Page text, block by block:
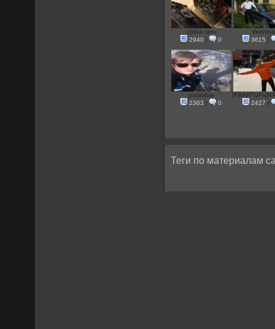
cobra serv
2940
| 0
Veenrok
3615
|
podrubaj
2363
| 0
2427
|
Теги по материалам